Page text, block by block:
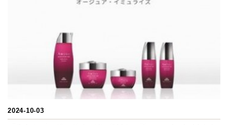
2024-10-03